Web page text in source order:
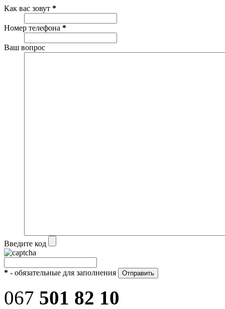
Как вас зовут *
Номер телефона *
Ваш вопрос
Введите код
* - обязательные для заполнения
067 501 82 10